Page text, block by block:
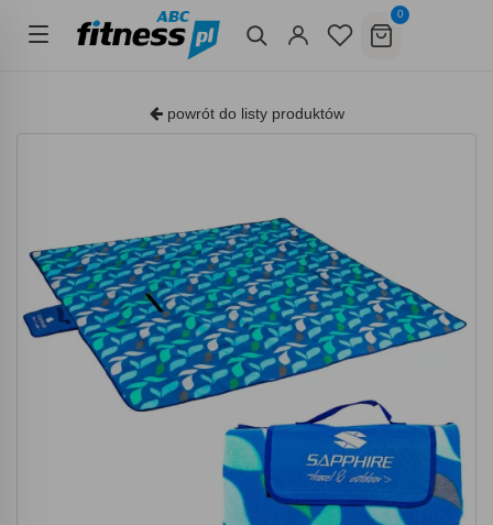
0
powrót do listy produktów